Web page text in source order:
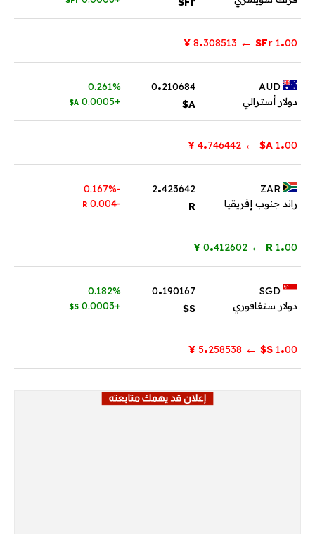
1.00
SFr
←
.308513
¥
دولار أسترالي
0.210684
A$
0.261%
+0.0005
A$
1.00
A$
←
.746442
¥
راند جنوب إفريقيا
2.423642
R
-0.167%
-0.004
R
1.00
R
←
.412602
¥
دولار سنغافوري
0.190167
S$
0.182%
+0.0003
S$
1.00
S$
←
.258538
¥